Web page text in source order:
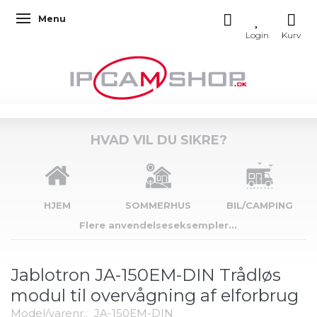
Skifte navigation
Menu
HVAD VIL DU SIKRE?
HJEM SOMMERHUS
BIL/CAMPING
Flere anvendelseseksempler...
Jablotron JA-150EM-DIN Trådløs
modul til overvågning af elforbrug
Model/varenr.: JA-150EM-DIN